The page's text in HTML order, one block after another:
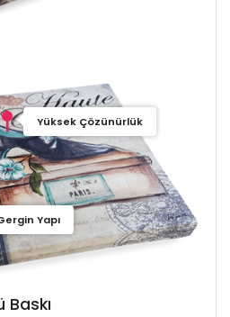
Yüksek Çözünürlük
Yapı